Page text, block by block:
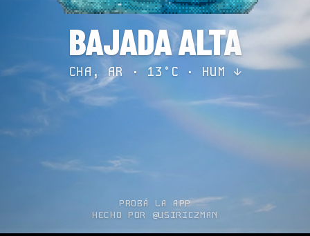
BAJADA ALTA
CHA, AR · 13°C · HUM ↓
PROBÁ LA APP
HECHO POR @USIRICZMAN